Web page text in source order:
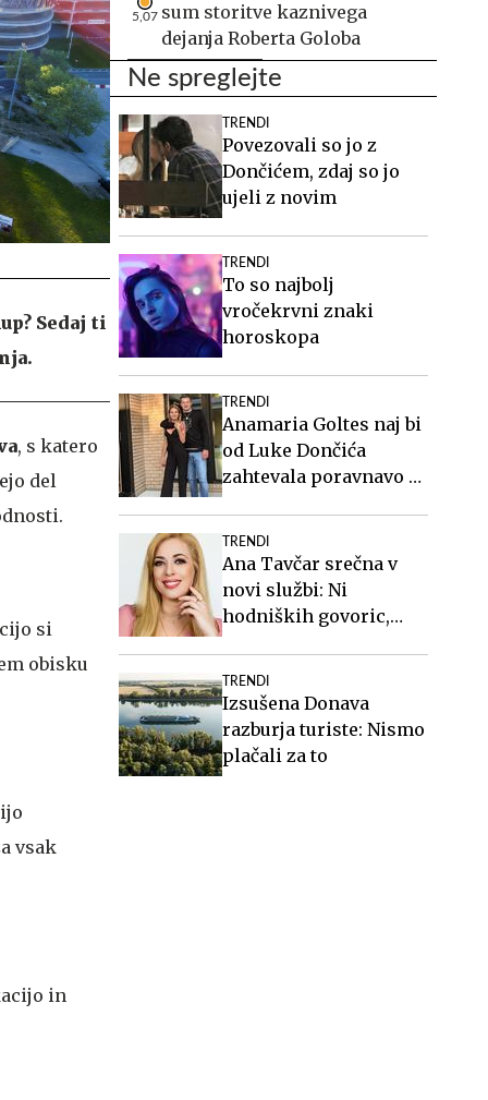
Sedaj ti
, s katero
del
si
obisku
vsak
in
5,07 sum storitve kaznivega
dejanja Roberta Goloba
Ne spreglejte
TRENDI
Povezovali so jo z
Dončićem, zdaj so jo
ujeli z novim
TRENDI
To so najbolj
vročekrvni znaki
horoskopa
TRENDI
Anamaria Goltes naj bi
od Luke Dončića
zahtevala poravnavo v
TRENDI
Ana Tavčar srečna v
novi službi: Ni
hodniških govoric,
TRENDI
Izsušena Donava
razburja turiste: Nismo
plačali za to